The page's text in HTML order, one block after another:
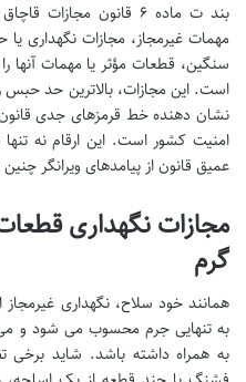
بند ت ماده ۶ قانون
مهمات غیرمجاز، مجازات نگهداری
سنگین، قطعات مؤثر یا مهمات آنها
است. این مجازات، بالاترین حد حبس
نشان دهنده خط قرمزهای جدی قانون
امنیت کشور است. این ارقام نه
عمیق قانون از پیامدهای ویرانگر
مجازات نگهداری
گرم
همانند خود سلاح، نگهداری
به تنهایی جرم محسوب می شود و می
به همراه داشته باشد. شاید برخی